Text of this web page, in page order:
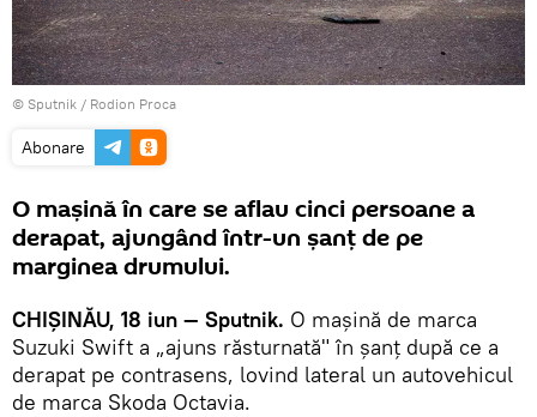
© Sputnik / Rodion Proca
Abonare
O mașină în care se aflau cinci persoane a
derapat, ajungând într-un șanț de pe
marginea drumului.
CHIȘINĂU, 18 iun — Sputnik. O mașină de marca
Suzuki Swift a „ajuns răsturnată" în șanț după ce a
derapat pe contrasens, lovind lateral un autovehicul
de marca Skoda Octavia.